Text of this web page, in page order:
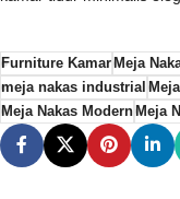
Furniture KamarMeja
meja nakas industrial
Meja Nakas ModernMeja